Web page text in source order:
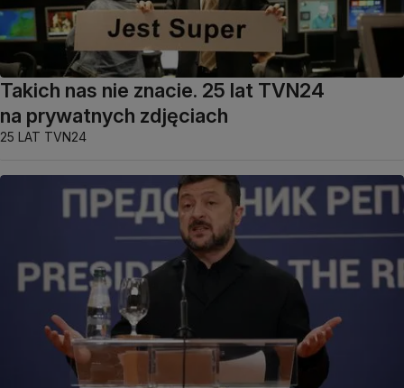
Takich nas nie znacie. 25 lat TVN24
na prywatnych zdjęciach
25 LAT TVN24